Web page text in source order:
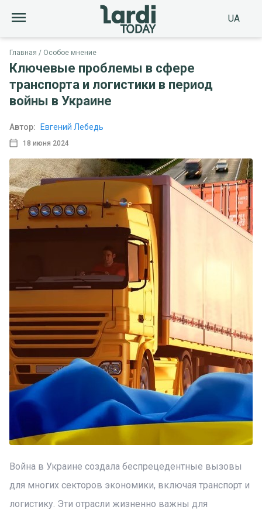
UA
Главная Особое мнение
Ключевые проблемы в сфере
транспорта и логистики в период
войны в Украине
18 июня 2024
Автор: Евгений Лебедь
Война в Украине создала беспрецедентные вызовы
для многих секторов экономики, включая транспорт и
логистику. Эти отрасли жизненно важны для